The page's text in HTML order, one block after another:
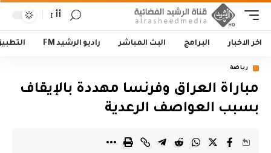
أأ
اخر الاخبار البرامج البث المباشر راديو الرشيد FM
رياضة
مباراة العراق وفرنسا مهددة بالإيقاف
بسبب العواصف الرعدية